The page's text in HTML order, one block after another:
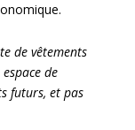
de vêtements
de
futurs, et pas